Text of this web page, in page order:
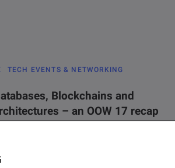
TECH EVENTS & NETWORKING
Blockchains and
– an OOW 17 recap
2017 just ended on thursday last